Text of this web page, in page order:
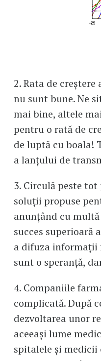
2. Rata de
nu sunt bune. Ne
mai bine, altele
pentru o rată de
de luptă cu boala!
a lanțului de
3. Circulă peste
soluții propuse
anunțând cu
succes superioară
a difuza informații
sunt o speranță,
4. Companiile
complicată. După
dezvoltarea unor
aceeași lume
spitalele și medicii